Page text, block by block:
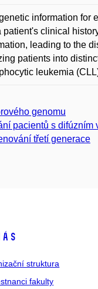
information for
clinical
leading to the
patients into
leukemia
genomu
pacientů s difúzním
třetí generace
struktura
fakulty